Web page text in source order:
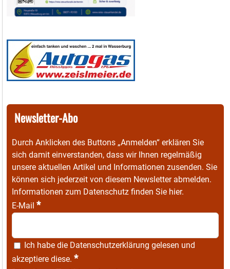
Newsletter-Abo
Durch Anklicken des Buttons „Anmelden“ erklären Sie
sich damit einverstanden, dass wir Ihnen regelmäßig
unsere aktuellen Artikel und Informationen zusenden. Sie
können sich jederzeit von diesem Newsletter abmelden.
Informationen zum Datenschutz finden Sie hier.
E-Mail *
Ich habe die Datenschutzerklärung gelesen und
akzeptiere diese. *